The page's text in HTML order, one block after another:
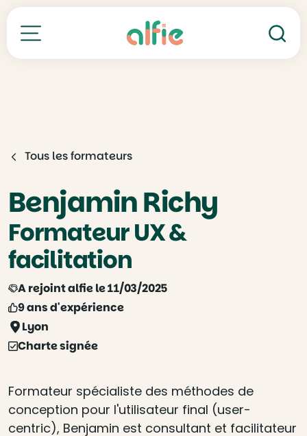
Toutes nos formations
Tous les formateurs
Benjamin Richy
Formateur UX &
facilitation
A rejoint alfie le 11/03/2025
9 ans d'expérience
Lyon
Charte signée
Formateur spécialiste des méthodes de
conception pour l'utilisateur final (user-
centric), Benjamin est consultant et facilitateur